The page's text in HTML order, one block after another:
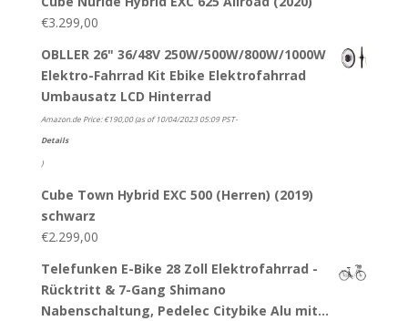
€3.299,00
OBLLER 26" 36/48V 250W/500W/800W/1000W
Elektro-Fahrrad Kit Ebike Elektrofahrrad
Umbausatz LCD Hinterrad
Amazon.de Price:€190,00(as of 10/04/2023 05:09 PST-
Details
)
Cube Town Hybrid EXC 500 (Herren) (2019)
schwarz
€2.299,00
Telefunken E-Bike 28 Zoll Elektrofahrrad -
Rücktritt & 7-Gang Shimano
Nabenschaltung, Pedelec Citybike Alu mit…